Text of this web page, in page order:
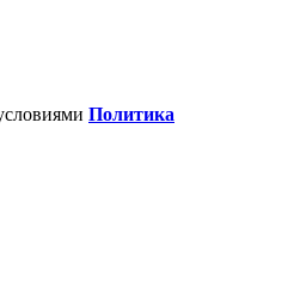
Политика